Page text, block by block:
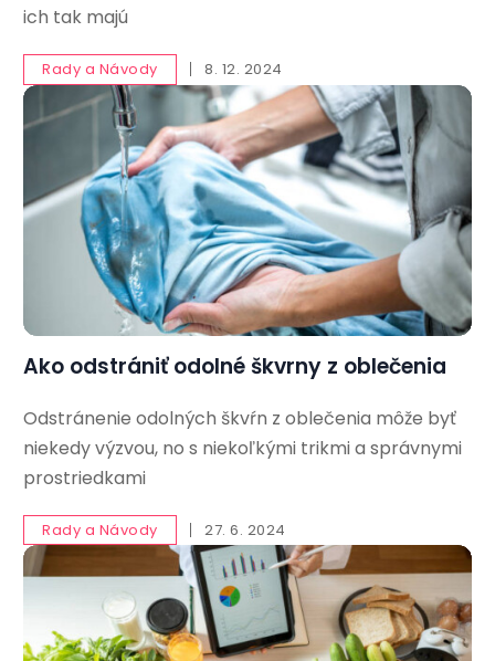
ich tak majú
Rady a Návody 8. 12. 2024
Ako odstrániť odolné škvrny z oblečenia
Odstránenie odolných škvŕn z oblečenia môže byť
niekedy výzvou, no s niekoľkými trikmi a správnymi
prostriedkami
Rady a Návody 27. 6. 2024